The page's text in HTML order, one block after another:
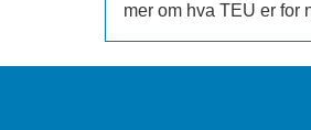
mer om hva TEU er for